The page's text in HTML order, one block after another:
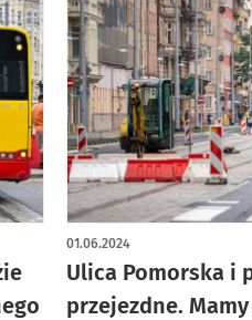
Ulica Pomorska i
przejezdne.
01.06.2024
artykuł z galerią zdjęć